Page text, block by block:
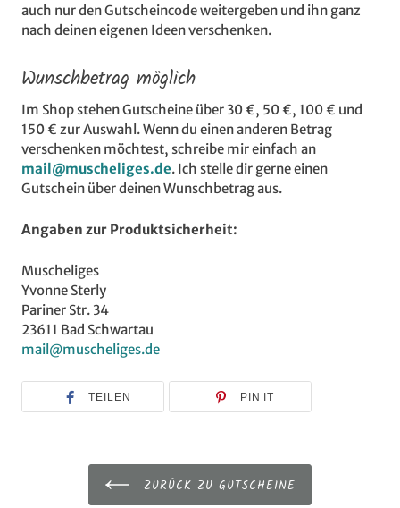
auch nur den Gutscheincode weitergeben und ihn ganz
nach deinen eigenen Ideen verschenken.
Wunschbetrag möglich
Im Shop stehen Gutscheine über 30 €, 50 €, 100 € und
150 € zur Auswahl. Wenn du einen anderen Betrag
verschenken möchtest, schreibe mir einfach an
mail@muscheliges.de. Ich stelle dir gerne einen
Gutschein über deinen Wunschbetrag aus.
Angaben zur Produktsicherheit:
Muscheliges
Yvonne Sterly
Pariner Str. 34
23611 Bad Schwartau
mail@muscheliges.de
TEILEN PIN IT
ZURÜCK ZU GUTSCHEINE